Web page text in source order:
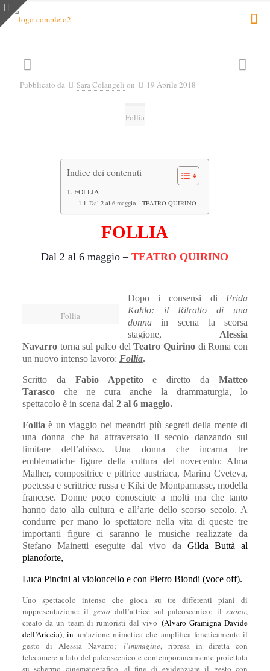
Pubblicato da Sara Colangeli on 19 Aprile 2018
Follia
Indice dei contenuti
FOLLIA
Dal 2 al 6 maggio – TEATRO QUIRINO
FOLLIA
Dal 2 al 6 maggio –TEATRO QUIRINO
Follia
Dopo i consensi di Frida
Kahlo: il Ritratto di una
donnain scena la scorsa
stagione, Alessia
Navarrotorna sul palco del Teatro Quirino di Roma con
un nuovo intenso lavoro: Follia.
Scritto da Fabio Appetitoe diretto da Matteo
Tarasco che ne cura anche la drammaturgia,
lo
spettacolo è in scena dal 2 al 6 maggio.
Follia è un viaggio nei meandri più segreti della mente di
una donna che ha attraversato il secolo danzando sul
limitare dell’abisso. Una donna che incarna tre
emblematiche figure della cultura del novecento: Alma
Malher, compositrice e pittrice austriaca, Marina Cveteva,
poetessa e scrittrice russa e Kiki de Montparnasse, modella
francese. Donne poco conosciute a molti ma che tanto
hanno dato alla cultura e all’arte dello scorso secolo. A
condurre per mano lo spettatore nella vita di queste tre
importanti figure ci saranno le musiche realizzate da
Stefano Mainetti eseguite dal vivo da
Gilda Buttà al
pianoforte,
Luca Pincini al violoncello e con Pietro Biondi (voce off).
Uno spettacolo intenso che gioca su tre differenti piani di
rappresentazione: il gesto dall’attrice sul palcoscenico; ilsuono,
creato da un team di rumoristi dal vivo (Alvaro Gramigna Davide
dell’Ariccia), in un’azione mimetica che amplifica foneticamente il
gesto di Alessia Navarro; l’immagine, ripresa in diretta con
telecamere a lato del palcoscenico e contemporaneamente proiettata
su schermo cinematografico, al fine di evidenziare il gesto con